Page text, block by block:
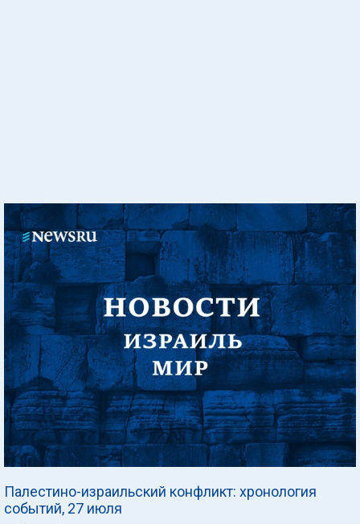
Палестино-израильский конфликт: хронология
событий, 27 июля